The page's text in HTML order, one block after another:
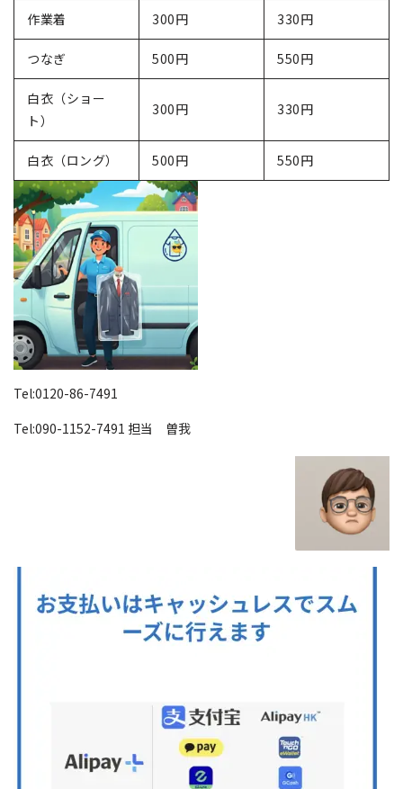
作業着 300円 330円
つなぎ 500円 550円
白衣（ショー
ト）
300円 330円
白衣（ロング） 500円 550円
Tel:0120-86-7491
Tel:090-1152-7491 担当 曽我